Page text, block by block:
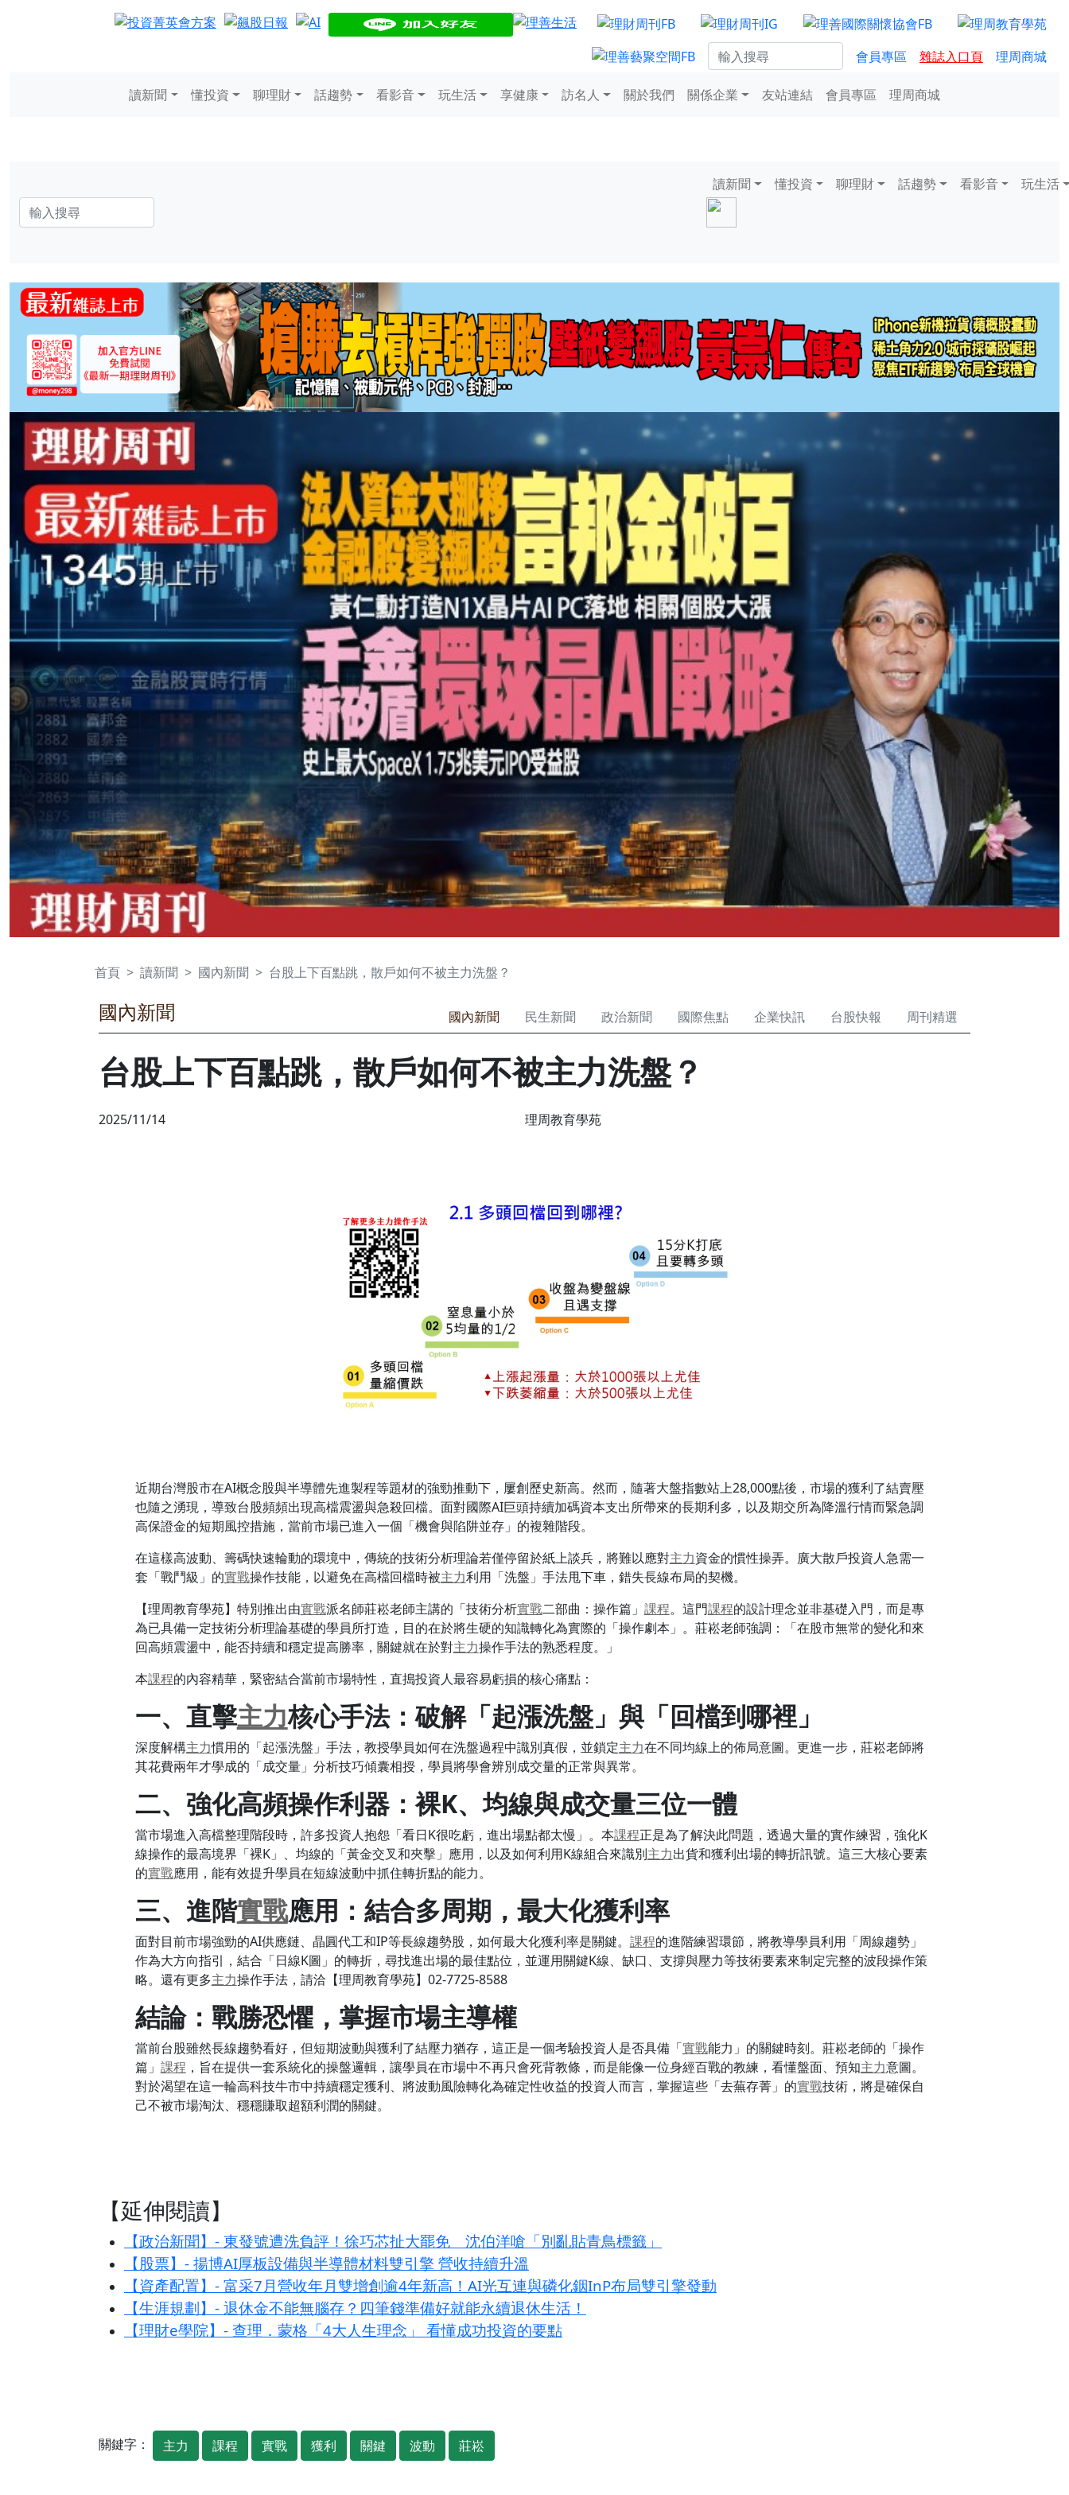
會員專區 雜誌入口頁 理周商城
讀新聞 懂投資 聊理財 話趨勢 看影音 玩生活 享健康 訪名人 關於我們 關係企業 友站連結 會員專區 理周商城
讀新聞 懂投資 聊理財 話趨勢 看影音 玩生活
首頁 讀新聞 國內新聞 台股上下百點跳，散戶如何不被主力洗盤？
國內新聞 國內新聞 民生新聞 政治新聞 國際焦點 企業快訊 台股快報 周刊精選
台股上下百點跳，散戶如何不被主力洗盤？
2025/11/14 理周教育學苑
近期台灣股市在AI概念股與半導體先進製程等題材的強勁推動下，屢創歷史新高。然而，隨著大盤指數站上28,000點後，市場的獲利了結賣壓
也隨之湧現，導致台股頻頻出現高檔震盪與急殺回檔。面對國際AI巨頭持續加碼資本支出所帶來的長期利多，以及期交所為降溫行情而緊急調
高保證金的短期風控措施，當前市場已進入一個「機會與陷阱並存」的複雜階段。
在這樣高波動、籌碼快速輪動的環境中，傳統的技術分析理論若僅停留於紙上談兵，將難以應對主力資金的慣性操弄。廣大散戶投資人急需一
套「戰鬥級」的實戰操作技能，以避免在高檔回檔時被主力利用「洗盤」手法甩下車，錯失長線布局的契機。
【理周教育學苑】特別推出由實戰派名師莊崧老師主講的「技術分析實戰二部曲：操作篇」 課程。這門課程的設計理念並非基礎入門，而是專
為已具備一定技術分析理論基礎的學員所打造，目的在於將生硬的知識轉化為實際的「操作劇本」。莊崧老師強調：「在股市無常的變化和來
回高頻震盪中，能否持續和穩定提高勝率，關鍵就在於對主力操作手法的熟悉程度。」
本課程的內容精華，緊密結合當前市場特性，直搗投資人最容易虧損的核心痛點：
一、直擊主力核心手法：破解「起漲洗盤」與「回檔到哪裡」
深度解構主力慣用的「起漲洗盤」手法，教授學員如何在洗盤過程中識別真假，並鎖定主力在不同均線上的佈局意圖。更進一步，莊崧老師將
其花費兩年才學成的「成交量」分析技巧傾囊相授，學員將學會辨別成交量的正常與異常。
二、強化高頻操作利器：裸K、均線與成交量三位一體
當市場進入高檔整理階段時，許多投資人抱怨「看日K很吃虧，進出場點都太慢」。本課程正是為了解決此問題，透過大量的實作練習，強化K
線操作的最高境界「裸K」、均線的「黃金交叉和夾擊」應用，以及如何利用K線組合來識別主力出貨和獲利出場的轉折訊號。這三大核心要素
的實戰應用，能有效提升學員在短線波動中抓住轉折點的能力。
三、進階實戰應用：結合多周期，最大化獲利率
面對目前市場強勁的AI供應鏈、晶圓代工和IP等長線趨勢股，如何最大化獲利率是關鍵。 課程的進階練習環節，將教導學員利用「周線趨勢」
作為大方向指引，結合「日線K圖」的轉折，尋找進出場的最佳點位，並運用關鍵K線、缺口、支撐與壓力等技術要素來制定完整的波段操作策
略。還有更多主力操作手法，請洽【理周教育學苑】02-7725-8588
結論：戰勝恐懼，掌握市場主導權
當前台股雖然長線趨勢看好，但短期波動與獲利了結壓力猶存，這正是一個考驗投資人是否具備「實戰能力」的關鍵時刻。莊崧老師的「操作
篇」 課程 ，旨在提供一套系統化的操盤邏輯，讓學員在市場中不再只會死背教條，而是能像一位身經百戰的教練，看懂盤面、預知主力意圖。
對於渴望在這一輪高科技牛市中持續穩定獲利、將波動風險轉化為確定性收益的投資人而言，掌握這些「去蕪存菁」的實戰技術，將是確保自
己不被市場淘汰、穩穩賺取超額利潤的關鍵。
【延伸閱讀】
【政治新聞】- 東發號遭洗負評！徐巧芯扯大罷免 沈伯洋嗆「別亂貼青鳥標籤」
【股票】- 揚博AI厚板設備與半導體材料雙引擎 營收持續升溫
【資產配置】- 富采7月營收年月雙增創逾4年新高！AI光互連與磷化銦InP布局雙引擎發動
【生涯規劃】- 退休金不能無腦存？四筆錢準備好就能永續退休生活！
【理財e學院】- 查理．蒙格「4大人生理念」 看懂成功投資的要點
關鍵字： 主力 課程 實戰 獲利 關鍵 波動 莊崧